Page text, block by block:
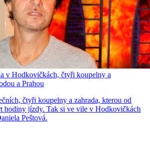
v Hodkovičkách, čtyři koupelny a
a Prahou
čtyři koupelny a zahrada, kterou od
hodiny jízdy. Tak si ve vile v Hodkovičkách
Peštová.